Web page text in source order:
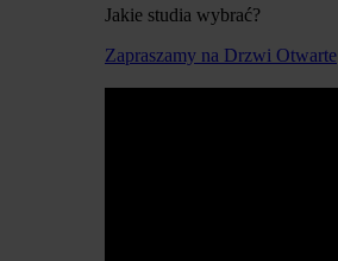
Jakie studia wybrać?
Zapraszamy na Drzwi Otwarte